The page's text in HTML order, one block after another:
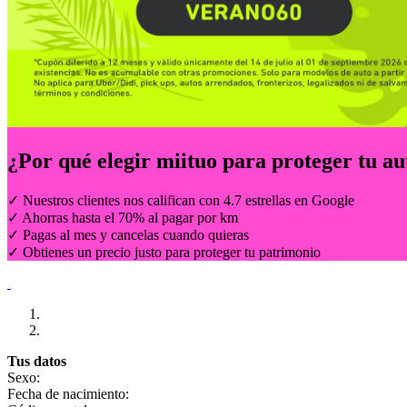
¿Por qué elegir miituo para proteger tu
✓ Nuestros clientes nos califican con 4.7 estrellas en Google
✓ Ahorras hasta el 70% al pagar por km
✓ Pagas al mes y cancelas cuando quieras
✓ Obtienes un precio justo para proteger tu patrimonio
Tus datos
Sexo:
Fecha de nacimiento: